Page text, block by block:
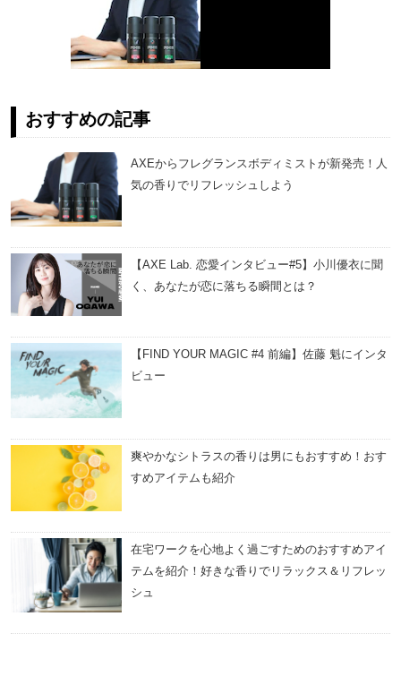
おすすめの記事
AXEからフレグランスボディミストが新発売！人
気の香りでリフレッシュしよう
【AXE Lab. 恋愛インタビュー#5】小川優衣に聞
く、あなたが恋に落ちる瞬間とは？
【FIND YOUR MAGIC #4 前編】佐藤 魁にインタ
ビュー
爽やかなシトラスの香りは男にもおすすめ！おす
すめアイテムも紹介
在宅ワークを心地よく過ごすためのおすすめアイ
テムを紹介！好きな香りでリラックス＆リフレッ
シュ